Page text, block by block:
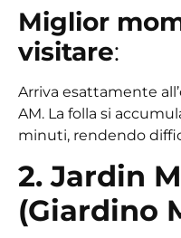
Miglior
visitare:
Arriva esattamente
AM. La folla si
minuti, rendendo
2. Jardin
(Giardino